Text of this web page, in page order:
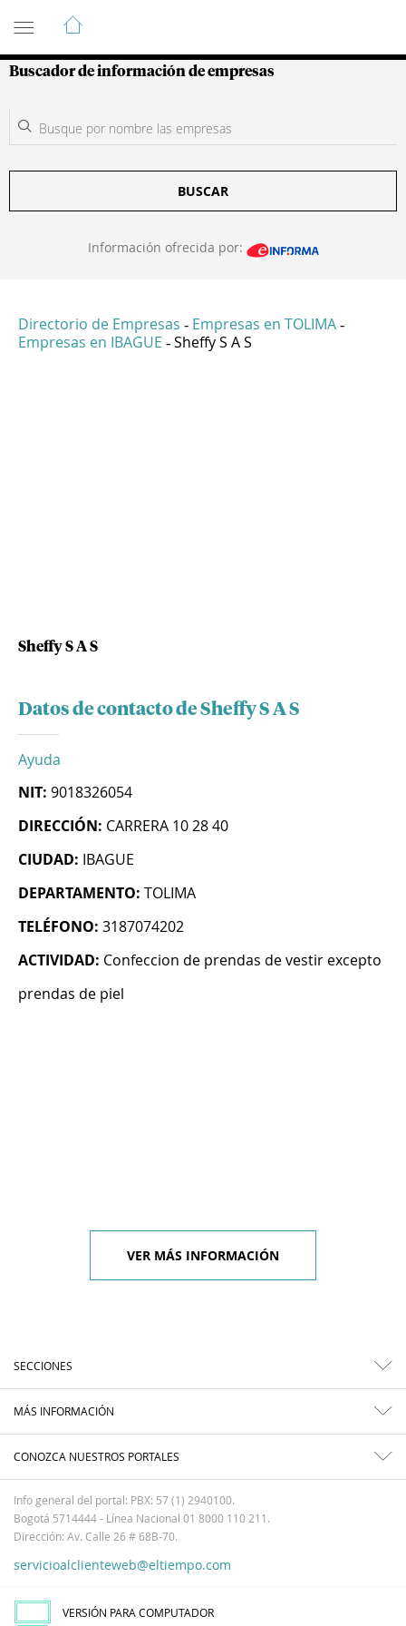
Guía de Empresas Colombianas
Buscador de información de empresas
BUSCAR
Información ofrecida por:
Directorio de Empresas - Empresas en TOLIMA -
Empresas en IBAGUE - Sheffy S A S
Sheffy S A S
Datos de contacto de Sheffy S A S
Ayuda
NIT: 9018326054
DIRECCIÓN: CARRERA 10 28 40
CIUDAD: IBAGUE
DEPARTAMENTO: TOLIMA
TELÉFONO: 3187074202
ACTIVIDAD: Confeccion de prendas de vestir excepto
prendas de piel
VER MÁS INFORMACIÓN
SECCIONES
MÁS INFORMACIÓN
CONOZCA NUESTROS PORTALES
Info general del portal: PBX: 57 (1) 2940100.
Bogotá 5714444 - Línea Nacional 01 8000 110 211.
Dirección: Av. Calle 26 # 68B-70.
servicioalclienteweb@eltiempo.com
VERSIÓN PARA COMPUTADOR